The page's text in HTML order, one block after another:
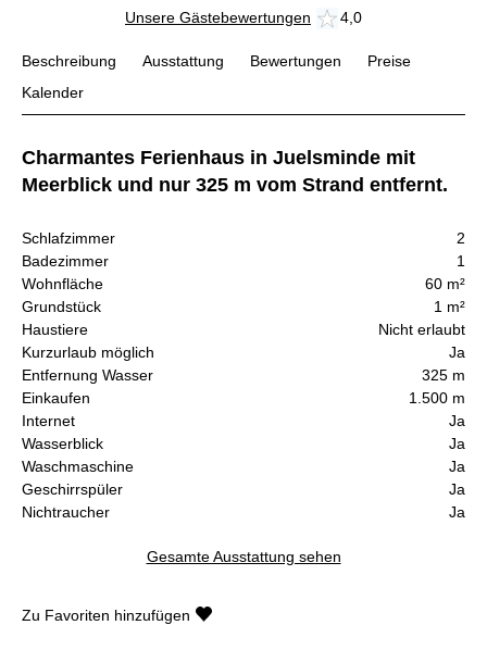
Unsere Gästebewertungen 4,0
Beschreibung Ausstattung Bewertungen
Preise
Kalender
Charmantes Ferienhaus in Juelsminde mit
Meerblick und nur 325 m vom Strand entfernt.
Schlafzimmer
2
Badezimmer
1
Wohnfläche
60 m²
Grundstück
1 m²
Haustiere
Nicht erlaubt
Kurzurlaub möglich
Ja
Entfernung Wasser
325 m
Einkaufen
1.500 m
Internet
Ja
Wasserblick
Ja
Waschmaschine
Ja
Geschirrspüler
Ja
Nichtraucher
Ja
Gesamte Ausstattung sehen
Zu Favoriten hinzufügen